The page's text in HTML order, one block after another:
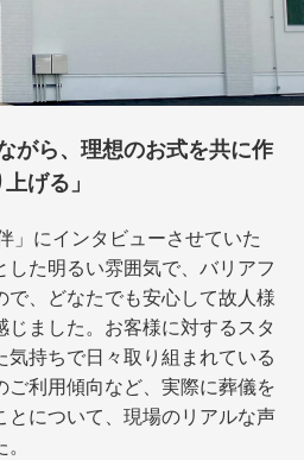
がら、理想のお式を共に作
上げる」
」にインタビューさせていた
た明るい雰囲気で、バリアフ
で、どなたでも安心して故人様
ました。お客様に対するスタ
気持ちで日々取り組まれている
利用傾向など、実際に葬儀を
とについて、現場のリアルな声